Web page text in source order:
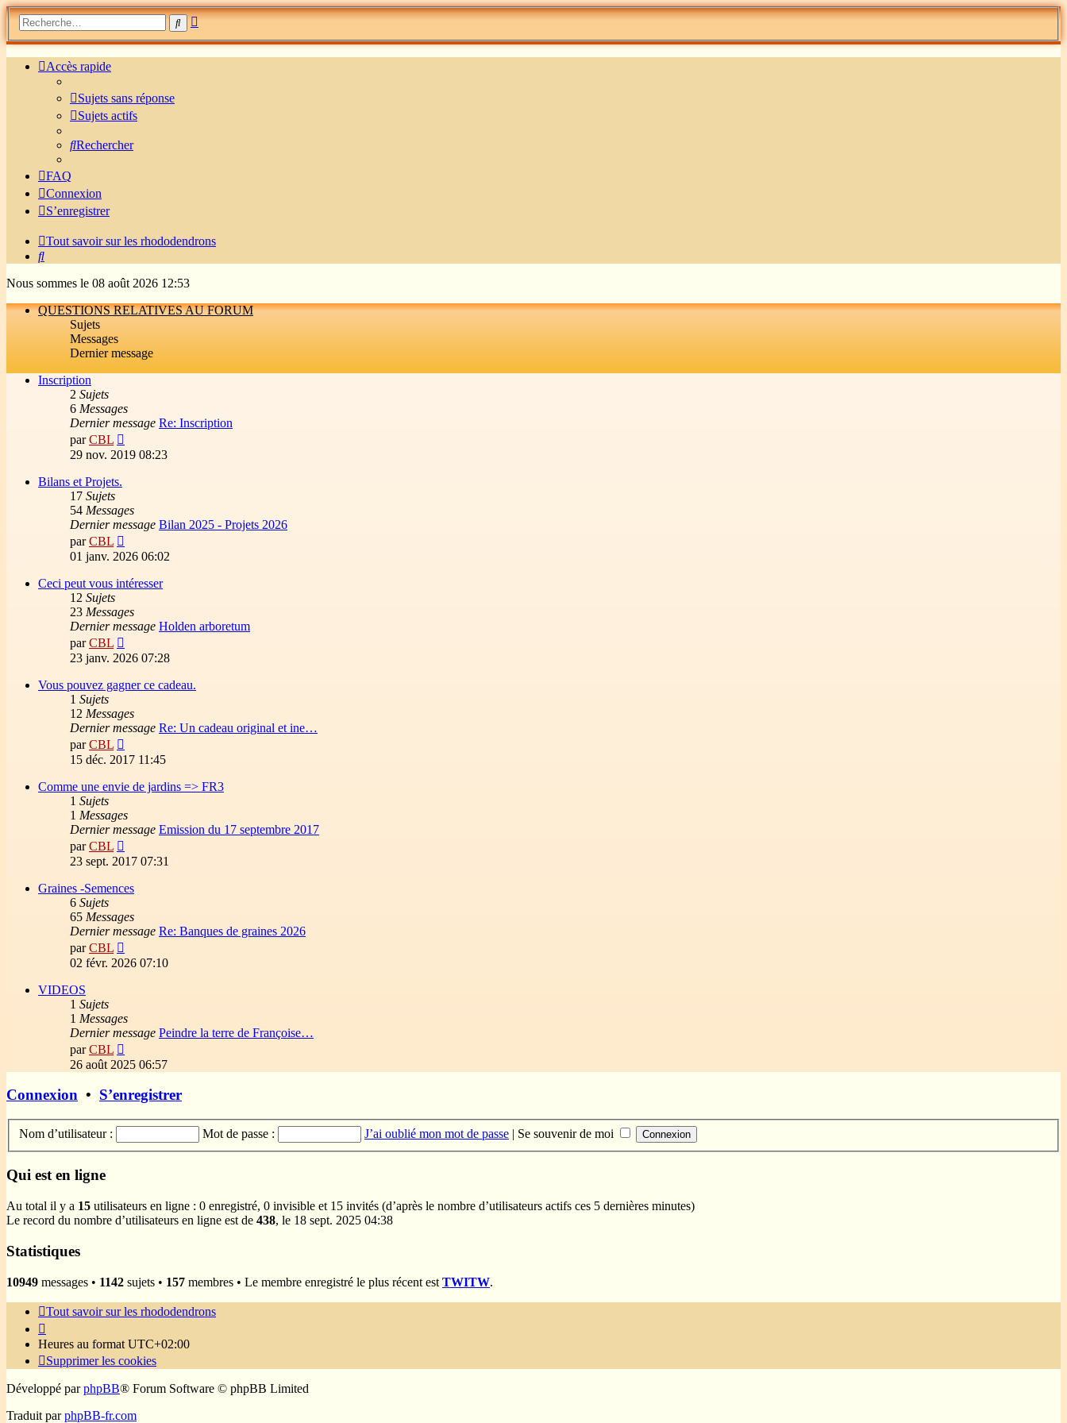
Rechercher
Recherche
Accès rapide
Sujets sans réponse
Sujets actifs
Rechercher
FAQ
Connexion
S’enregistrer
Tout savoir sur les rhododendrons
Rechercher
Nous sommes le 08 août 2026 12:53
QUESTIONS RELATIVES AU FORUM
Sujets
Messages
Dernier message
Inscription
2 Sujets
6 Messages
Dernier message Re: Inscription
parCBL
le
29 nov. 2019 08:23
Bilans et Projets.
17 Sujets
54 Messages
Dernier message Bilan 2025 - Projets 2026
parCBL
le
message
01 janv. 2026 06:02
Ceci peut vous intéresser
12 Sujets
23 Messages
Dernier message Holden arboretum
parCBL
le
message
23 janv. 2026 07:28
Vous pouvez gagner ce cadeau.
1 Sujets
12 Messages
Dernier message Re: Un cadeau original et ine…
parCBL
le
message
15 déc. 2017 11:45
Comme une envie de jardins => FR3
1 Sujets
1 Messages
Dernier message Emission du 17 septembre 2017
parCBL
le
message
23 sept. 2017 07:31
Graines -Semences
6 Sujets
65 Messages
Dernier message Re: Banques de graines 2026
parCBL
le
02 févr. 2026 07:10
VIDEOS
1 Sujets
1 Messages
Dernier message Peindre la terre de Françoise…
parCBL
le
dernier
message
26 août 2025 06:57
Connexion • S’enregistrer
Nom d’utilisateur : Mot de passe : J’ai oublié mon mot de passe | Se souvenir de moi
Qui est en ligne
Au total il y a 15 utilisateurs en ligne : 0 enregistré, 0 invisible et 15 invités (d’après le nombre d’utilisateurs actifs ces 5 dernières minutes)
Le record du nombre d’utilisateurs en ligne est de 438, le 18 sept. 2025 04:38
Statistiques
10949 messages • 1142 sujets • 157 membres • Le membre enregistré le plus récent est TWITW.
Tout savoir sur les rhododendrons
Heures au format UTC+02:00
Supprimer les cookies
Développé parphpBB® Forum Software © phpBB Limited
Traduit parphpBB-fr.com